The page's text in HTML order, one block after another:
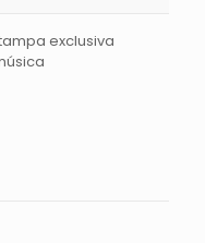
exclusiva